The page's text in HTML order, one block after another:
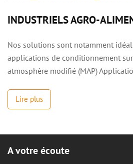
INDUSTRIELS AGRO-
Nos solutions sont notamment
applications de conditionnement
atmosphère modifié (MAP)
Lire plus
A votre écoute